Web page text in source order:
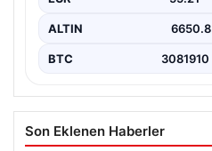
ALTIN 6650.8
BTC 3081910
Son Eklenen Haberler